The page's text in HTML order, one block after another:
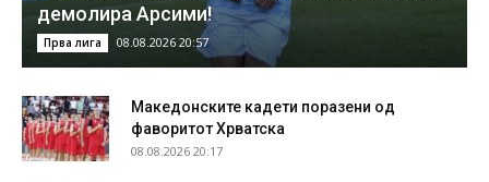
демолира Арсими!
Прва лига 08.08.2026 20:57
Македонските кадети поразени од
фаворитот Хрватска
08.08.2026 20:17